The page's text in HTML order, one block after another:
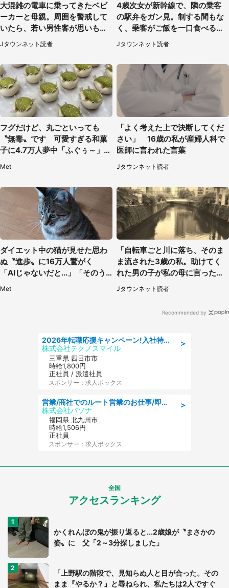
大混雑の電車に乗ってきたベビ
ーカーと母親。周囲を警戒して
いたら、若い男性客が思いもよ
らぬ行動に（東京都・50代女
性）
Jタウンネット読者
4歳次女が新幹線で、隣の乗客
の駅弁をガン見。制する間もな
く、乗客がご飯を一口食べると
（茨城県・50代女性）
Jタウンネット読者
フグだけど、丸ごといっても
〝無毒〟です 可愛すぎる和菓
子に4.7万人夢中「ふぐぅ～」
Met
「よく考えた上で決断してくだ
さい」 16歳の私が産婦人科で
医師に言われた言葉
Jタウンネット読者
ダイエット中の猫が見せた思わ
ぬ〝進歩〟に16万人驚がく
「AIじゃないだと...」「そのう
Met
「自転車ごと川に落ち、そのま
ま流された3歳の私。助けてく
れた男の子が私の母に言ったの
は...」（千葉県・20代女性）
Jタウンネット読者
Recommended by
＞
2026年転職応援キャンペーン!入社特典58万円/デンソーで働こう!自動車工場で小型部品の検査業務 denso aichi
株式会社テクノスマイル
三重県 四日市市
時給1,800円
正社員 / 派遣社員
スポンサー：求人ボックス
＞
営業/商社でのルート営業のお仕事/即日勤務可/車通勤可/営業
株式会社パソナ
福岡県 北九州市
時給1,506円
正社員
スポンサー：求人ボックス
全国
アクセスランキング
かくれんぼの鬼が振り返ると...2歳娘が〝まさかの
姿〟に 父「2～3分探しました」
「上野駅の階段で、見知らぬ人と目が合った。その
まま『やるか？』と尋ねられ、私たちは2人ですぐ